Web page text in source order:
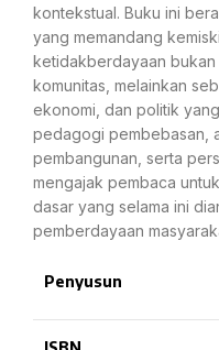
kontekstual. Buku ini
yang memandang
ketidakberdayaan
komunitas, melainkan
ekonomi, dan politik
pedagogi pembebasan,
pembangunan, serta
mengajak pembaca
dasar yang selama ini
pemberdayaan
Penyusun